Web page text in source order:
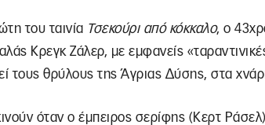
του ταινία Τσεκούρι από κόκκαλο, ο
Κρεγκ Ζάλερ, με εμφανείς
τους θρύλους της Άγριας Δύσης, στα
όταν ο έμπειρος σερίφης (Κερτ